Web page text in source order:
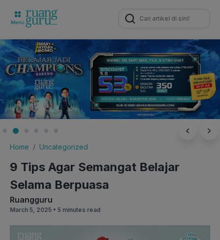
Search
for:
Home Uncategorized
9 Tips Agar Semangat Belajar
Selama Berpuasa
Ruangguru
March 5, 2025 • 5 minutes read